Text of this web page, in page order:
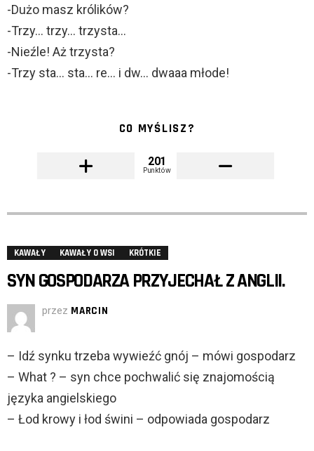
-Dużo masz królików?
-Trzy… trzy… trzysta…
-Nieźle! Aż trzysta?
-Trzy sta… sta… re… i dw… dwaaa młode!
CO MYŚLISZ?
201
Punktów
KAWAŁY KAWAŁY O WSI KRÓTKIE
SYN GOSPODARZA PRZYJECHAŁ Z ANGLII.
przez MARCIN
– Idź synku trzeba wywieźć gnój – mówi gospodarz
– What ? – syn chce pochwalić się znajomością
języka angielskiego
– Łod krowy i łod świni – odpowiada gospodarz